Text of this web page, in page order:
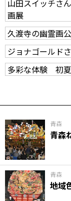
山田スイッチさ
画展
久渡寺の幽霊画
ジョナゴールド
多彩な体験 初夏
青森
青森
青森
地域